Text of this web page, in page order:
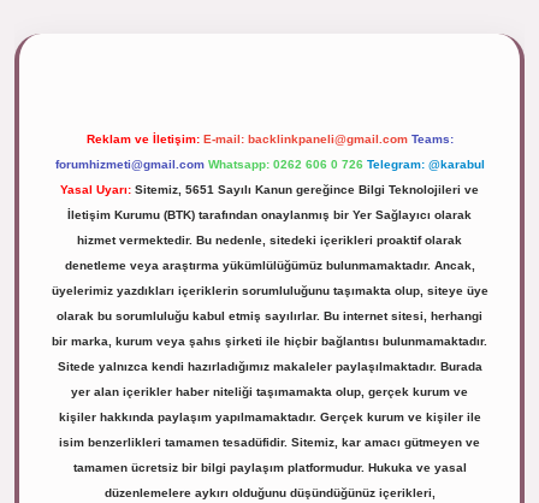
Reklam ve İletişim: E-mail: backlinkpaneli@gmail.com Teams:
forumhizmeti@gmail.com Whatsapp: 0262 606 0 726 Telegram: @karabul
Yasal Uyarı: Sitemiz, 5651 Sayılı Kanun gereğince Bilgi Teknolojileri ve
İletişim Kurumu (BTK) tarafından onaylanmış bir Yer Sağlayıcı olarak
hizmet vermektedir. Bu nedenle, sitedeki içerikleri proaktif olarak
denetleme veya araştırma yükümlülüğümüz bulunmamaktadır. Ancak,
üyelerimiz yazdıkları içeriklerin sorumluluğunu taşımakta olup, siteye üye
olarak bu sorumluluğu kabul etmiş sayılırlar. Bu internet sitesi, herhangi
bir marka, kurum veya şahıs şirketi ile hiçbir bağlantısı bulunmamaktadır.
Sitede yalnızca kendi hazırladığımız makaleler paylaşılmaktadır. Burada
yer alan içerikler haber niteliği taşımamakta olup, gerçek kurum ve
kişiler hakkında paylaşım yapılmamaktadır. Gerçek kurum ve kişiler ile
isim benzerlikleri tamamen tesadüfidir. Sitemiz, kar amacı gütmeyen ve
tamamen ücretsiz bir bilgi paylaşım platformudur. Hukuka ve yasal
düzenlemelere aykırı olduğunu düşündüğünüz içerikleri,